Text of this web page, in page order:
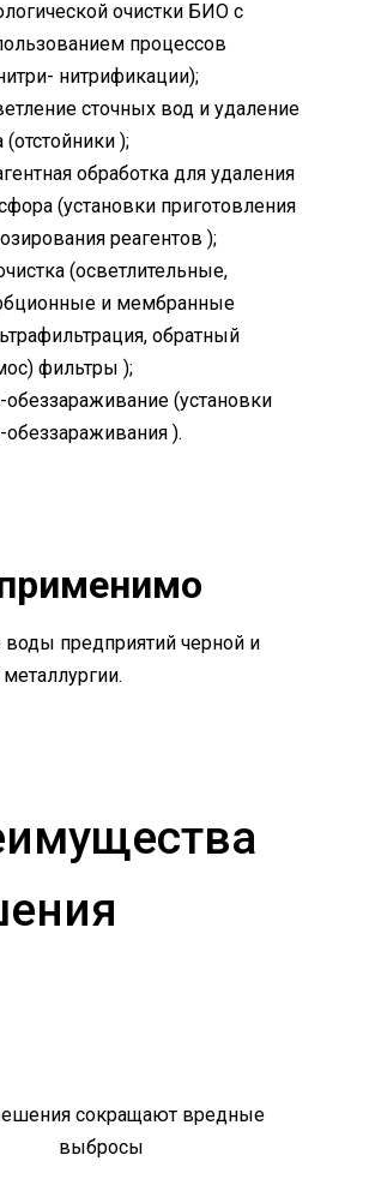
очистки БИО с
процессов
нитрификации);
сточных вод и удаление
(отстойники );
обработка для удаления
(установки приготовления
реагентов );
(осветлительные,
и мембранные
обратный
фильтры );
(установки
).
предприятий черной и
сокращают вредные
выбросы